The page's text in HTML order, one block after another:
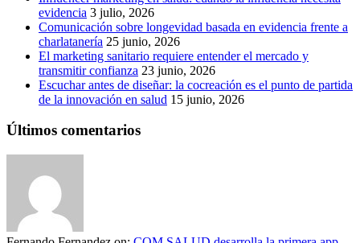
evidencia 3 julio, 2026
Comunicación sobre longevidad basada en evidencia frente a
charlatanería 25 junio, 2026
El marketing sanitario requiere entender el mercado y
transmitir confianza 23 junio, 2026
Escuchar antes de diseñar: la cocreación es el punto de partida
de la innovación en salud 15 junio, 2026
Últimos comentarios